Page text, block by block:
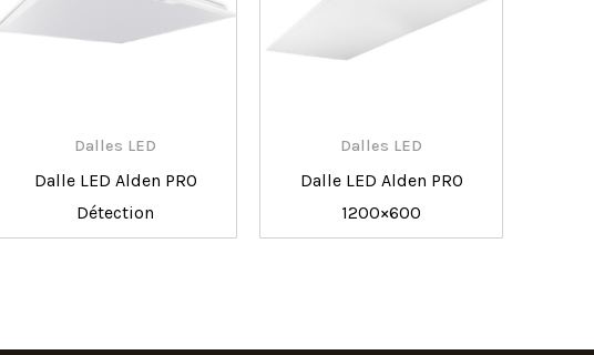
Dalles LED
Dalle LED Alden PRO
Détection
Dalles LED
Dalle LED Alden PRO
1200×600